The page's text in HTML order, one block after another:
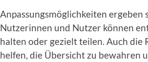
Anpassungsmöglichkeiten ergeben
Nutzerinnen und Nutzer können
halten oder gezielt teilen. Auch die
helfen, die Übersicht zu bewahren